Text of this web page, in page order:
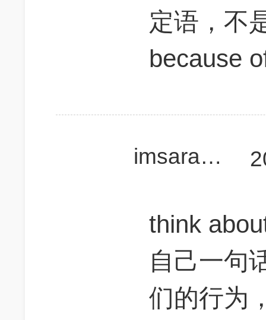
定语，不
because
imsarahsha
think
自己一句
们的行为